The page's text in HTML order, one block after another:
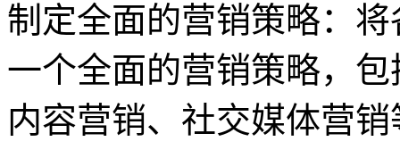
制定全面的营销策略：
一个全面的营销策略，
内容营销、社交媒体营